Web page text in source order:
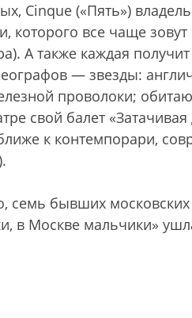
Cinque («Пять»)
которого все чаще
А также каждая
— звезды:
проволоки;
свой балет
к контемпорари,
семь бывших
в Москве мальчики»